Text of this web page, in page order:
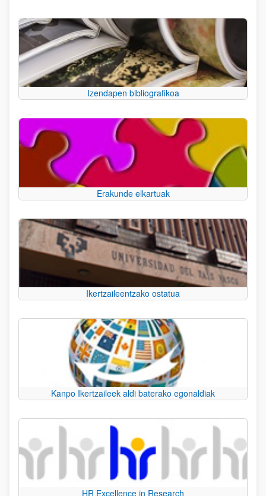
Izendapen bibliografikoa
Erakunde elkartuak
Ikertzaileentzako ostatua
Kanpo Ikertzaileek aldi baterako egonaldiak
HR Excellence in Research